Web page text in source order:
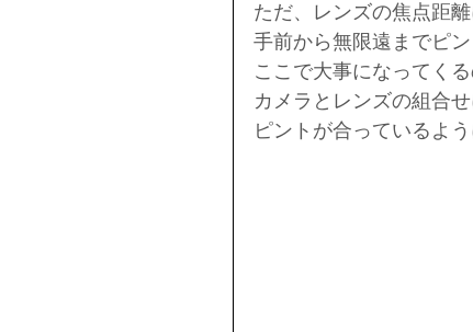
ただ、レンズの焦点距
手前から無限遠までピ
ここで大事になってく
カメラとレンズの組合
ピントが合っているよ